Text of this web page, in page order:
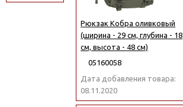
Рюкзак Кобра оливковый
(ширина - 29 см, глубина - 18
см, высота - 48 см)
05160058
Дата добавления товара:
08.11.2020